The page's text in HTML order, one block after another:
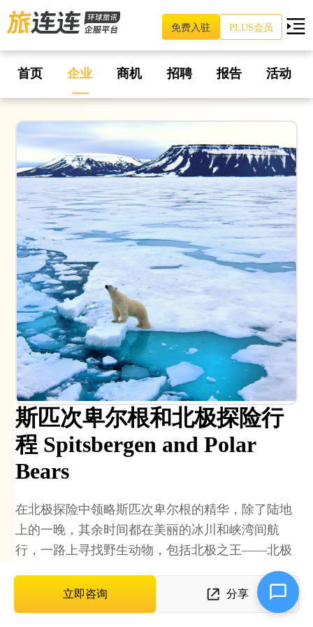
免费入驻 PLUS会员
首页 企业 商机 招聘 报告 活动
斯匹次卑尔根和北极探险行
程 Spitsbergen and Polar
Bears
在北极探险中领略斯匹次卑尔根的精华，除了陆地
上的一晚，其余时间都在美丽的冰川和峡湾间航
行，一路上寻找野生动物，包括北极之王——北极
可持续旅游
立即咨询 分享